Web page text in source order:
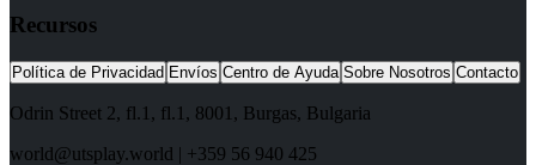
Recursos
Política de Privacidad Envíos Centro de Ayuda Sobre Nosotros Contacto
Odrin Street 2, fl.1 , fl.1, 8001 , Burgas, Bulgaria
world@utsplay.world | +359 56 940 425